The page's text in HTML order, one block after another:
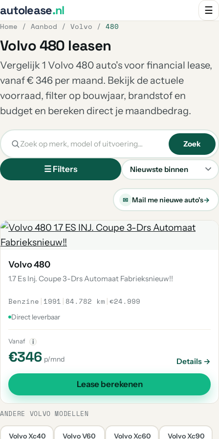
autolease.nl ☰
Home / Aanbod / Volvo / 480
Volvo 480 leasen
Vergelijk 1 Volvo 480 auto's voor financial lease,
vanaf € 346 per maand. Bekijk de actuele
voorraad, filter op bouwjaar, brandstof en
budget en bereken direct je maandbedrag.
☰ Filters
Sorteren
Zoek
✉ Mail me nieuwe auto's→
Volvo 480
1.7 Es Inj. Coupe 3-Drs Automaat Fabrieksnieuw!!
Benzine | 1991 | 84.782 km |€24.999
Direct leverbaar
Vanaf i
€346 p/mnd Details →
Lease berekenen
ANDERE VOLVO MODELLEN
Volvo Xc40 Volvo V60 Volvo Xc60 Volvo Xc90